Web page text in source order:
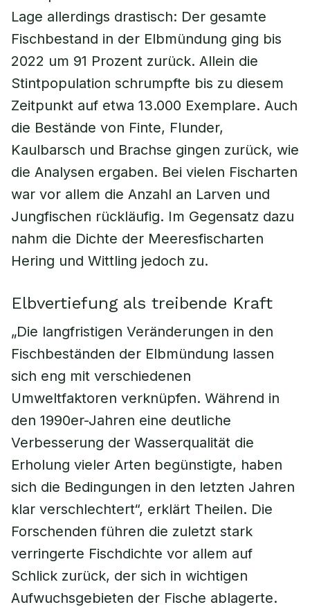
Lage allerdings drastisch: Der gesamte
Fischbestand in der Elbmündung ging bis
2022 um 91 Prozent zurück. Allein die
Stintpopulation schrumpfte bis zu diesem
Zeitpunkt auf etwa 13.000 Exemplare. Auch
die Bestände von Finte, Flunder,
Kaulbarsch und Brachse gingen zurück, wie
die Analysen ergaben. Bei vielen Fischarten
war vor allem die Anzahl an Larven und
Jungfischen rückläufig. Im Gegensatz dazu
nahm die Dichte der Meeresfischarten
Hering und Wittling jedoch zu.
Elbvertiefung als treibende Kraft
„Die langfristigen Veränderungen in den
Fischbeständen der Elbmündung lassen
sich eng mit verschiedenen
Umweltfaktoren verknüpfen. Während in
den 1990er-Jahren eine deutliche
Verbesserung der Wasserqualität die
Erholung vieler Arten begünstigte, haben
sich die Bedingungen in den letzten Jahren
klar verschlechtert“, erklärt Theilen. Die
Forschenden führen die zuletzt stark
verringerte Fischdichte vor allem auf
Schlick zurück, der sich in wichtigen
Aufwuchsgebieten der Fische ablagerte.